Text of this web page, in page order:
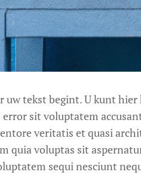
uw tekst begint. U kunt
error sit voluptatem
veritatis et quasi
quia voluptas sit
sequi nesciunt